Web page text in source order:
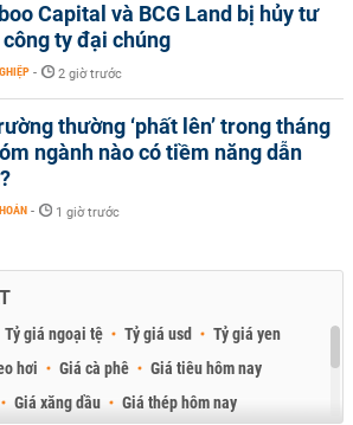
Capital và BCG Land bị hủy tư
ty đại chúng
- 2 giờ trước
thường ‘phất lên’ trong tháng
ngành nào có tiềm năng dẫn
- 1 giờ trước
Tỷ giá ngoại tệ Tỷ giá usd
Tỷ giá yen
hơi Giá cà phê
Giá tiêu hôm nay
Giá xăng dầu Giá thép hôm nay